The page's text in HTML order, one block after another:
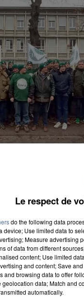
à
être bientôt
Le respect de
do the following data
device; Use limited data to
Measure advertising
of data from different
content; Use limited
and content; Save
and browsing data to offer
data; Match and
automatically.